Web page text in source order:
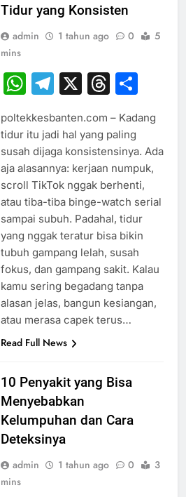
Tidur yang Konsisten
admin 1 tahun ago 0
5
mins
WhatsApp
Telegram
X
poltekkesbanten.com – Kadang
tidur itu jadi hal yang paling
susah dijaga konsistensinya. Ada
aja alasannya: kerjaan numpuk,
scroll TikTok nggak berhenti,
atau tiba-tiba binge-watch serial
sampai subuh. Padahal, tidur
yang nggak teratur bisa bikin
tubuh gampang lelah, susah
fokus, dan gampang sakit. Kalau
kamu sering begadang tanpa
alasan jelas, bangun kesiangan,
atau merasa capek terus…
Read Full News
10 Penyakit yang Bisa
Menyebabkan
Kelumpuhan dan Cara
Deteksinya
admin 1 tahun ago 0
3
mins